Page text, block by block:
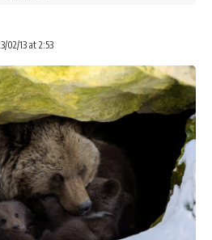
02/13 at 2:53